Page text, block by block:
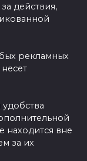
действия,
рекламных
находится вне
за их